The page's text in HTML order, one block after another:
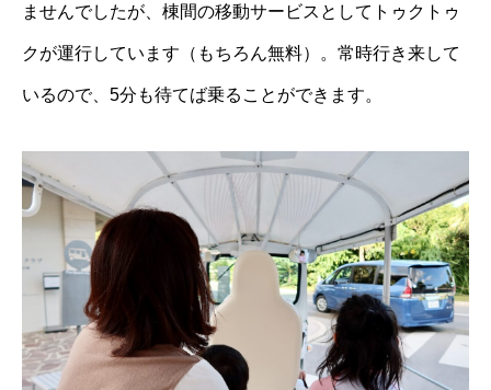
ませんでしたが、棟間の移動サービスとしてトゥクトゥ
クが運行しています（もちろん無料）。常時行き来して
いるので、5分も待てば乗ることができます。